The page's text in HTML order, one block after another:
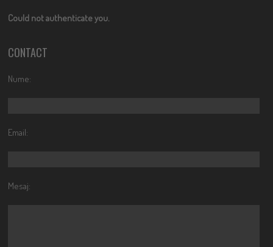
Could not authenticate you.
CONTACT
Nume:
Email:
Mesaj: